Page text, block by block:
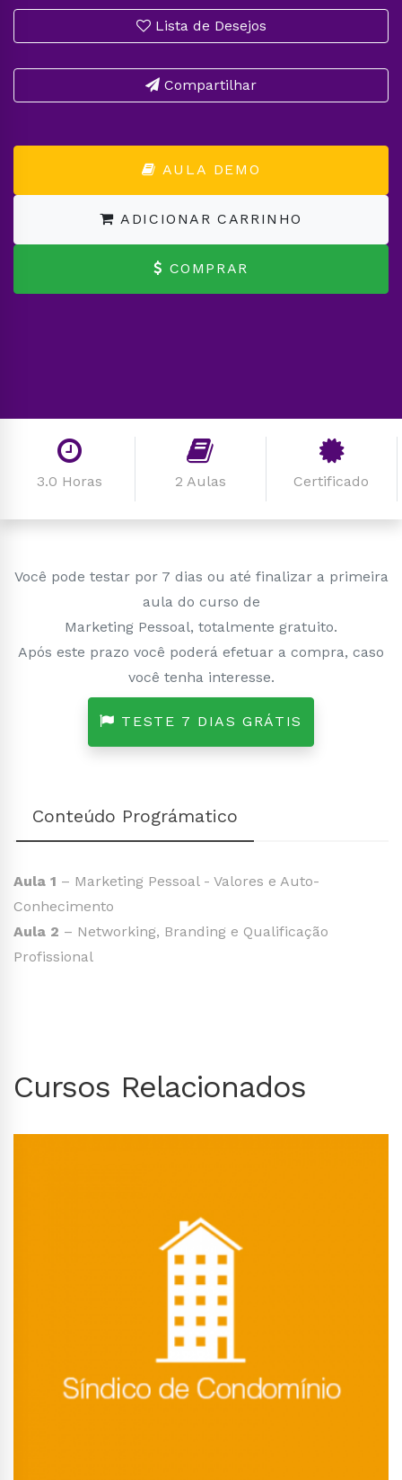
Lista de Desejos
Compartilhar
AULA DEMO
ADICIONAR CARRINHO
COMPRAR
3.0 Horas 2 Aulas Certificado
Você pode testar por 7 dias ou até finalizar a primeira
aula do curso de
Marketing Pessoal, totalmente gratuito.
Após este prazo você poderá efetuar a compra, caso
você tenha interesse.
TESTE 7 DIAS GRÁTIS
Conteúdo Prográmatico
Aula 1 – Marketing Pessoal - Valores e Auto-
Conhecimento
Aula 2 – Networking, Branding e Qualificação
Profissional
Cursos Relacionados